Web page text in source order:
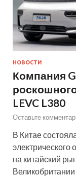
НОВОСТИ
Компания
LEVC L380
Оставьте
В Китае
электрического
на китайский